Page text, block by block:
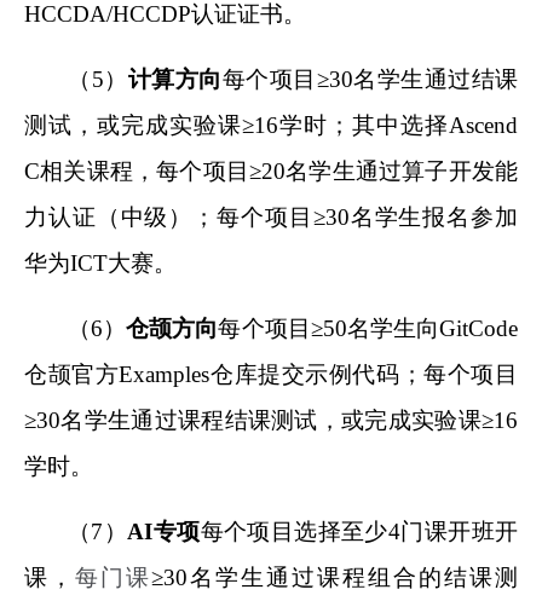
HCCDA/HCCDP认证证书。
（5） 计算方向每个项目≥30名学生通过结课
测试，或完成实验课≥16学时；其中选择Ascend
C相关课程，每个项目≥20名学生通过算子开发能
力认证（中级）；每个项目≥30名学生报名参加
华为ICT大赛。
（6）仓颉方向每个项目≥50名学生向GitCode
仓颉官方Examples仓库提交示例代码；每个项目
≥30名学生通过课程结课测试，或完成实验课≥16
学时。
（7） AI专项每个项目选择至少4门课开班开
课， 每门课≥30名学生通过课程组合的结课测